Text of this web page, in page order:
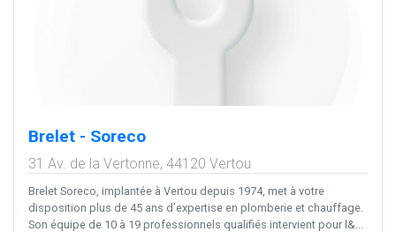
Brelet - Soreco
31 Av. de la Vertonne, 44120 Vertou
Brelet Soreco, implantée à Vertou depuis 1974, met à votre
disposition plus de 45 ans d’expertise en plomberie et chauffage.
Son équipe de 10 à 19 professionnels qualifiés intervient pour l&...